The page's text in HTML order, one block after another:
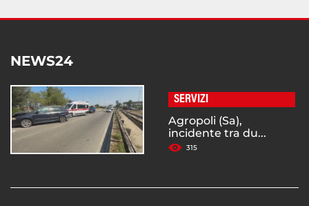
NEWS24
SERVIZI
Agropoli (Sa),
incidente tra du...
315